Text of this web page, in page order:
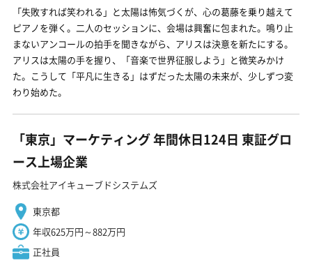
「失敗すれば笑われる」と太陽は怖気づくが、心の葛藤を乗り越えて
ピアノを弾く。二人のセッションに、会場は興奮に包まれた。鳴り止
まないアンコールの拍手を聞きながら、アリスは決意を新たにする。
アリスは太陽の手を握り、「音楽で世界征服しよう」と微笑みかけ
た。こうして「平凡に生きる」はずだった太陽の未来が、少しずつ変
わり始めた。
「東京」マーケティング 年間休日124日 東証グロ
ース上場企業
株式会社アイキューブドシステムズ
東京都
年収625万円～882万円
正社員